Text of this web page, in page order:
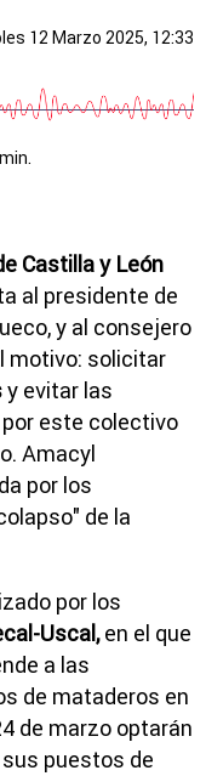
12 Marzo 2025, 12:33
Castilla y León
al presidente de
y al consejero
motivo: solicitar
y evitar las
este colectivo
Amacyl
por los
de la
por los
Uscal,en el que
a las
de mataderos en
de marzo optarán
puestos de